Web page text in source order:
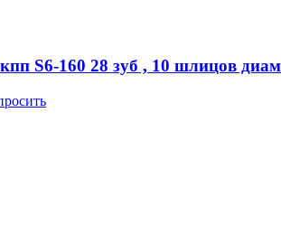
S6-160 28 зуб , 10 шлицов